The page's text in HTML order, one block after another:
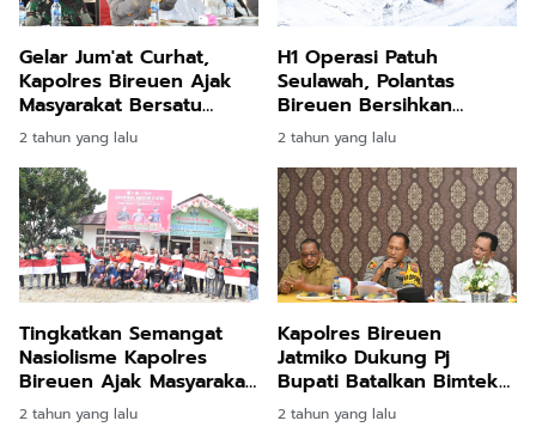
Gelar Jum'at Curhat,
Kapolres Bireuen Ajak
Masyarakat Bersatu
Berantas Judi Online dan
Narkoba
2 tahun yang lalu
H1 Operasi Patuh
Seulawah, Polantas
Bireuen Bersihkan
Tumpahan Cat Dijalan
2 tahun yang lalu
Tingkatkan Semangat
Nasiolisme Kapolres
Bireuen Ajak Masyarakat
Gelorakan Hari
Kemerdekaan RI ke 79
2 tahun yang lalu
Kapolres Bireuen
Jatmiko Dukung Pj
Bupati Batalkan Bimtek
Ketua TP PKK Gampong
ke Jawa Barat
2 tahun yang lalu